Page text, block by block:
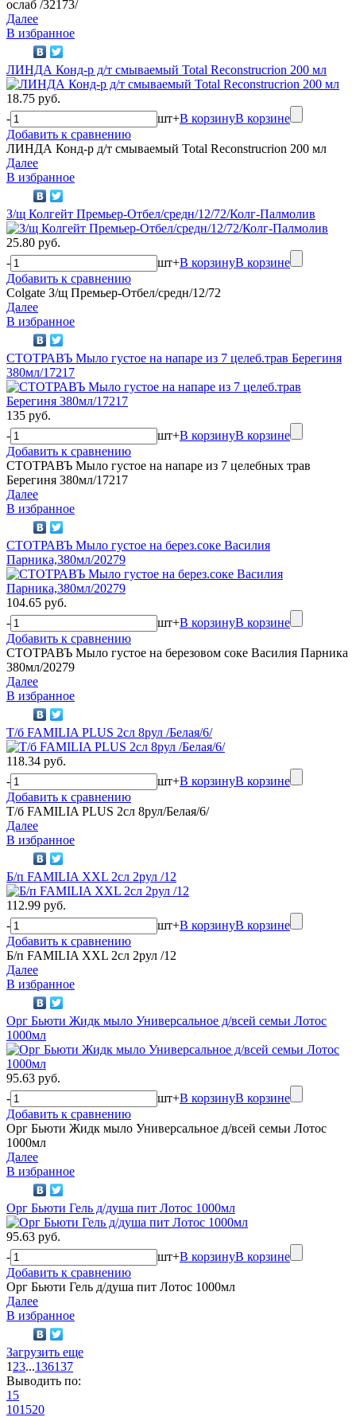
ослаб /32173/
Далее
В избранное
ЛИНДА Конд-р д/т смываемый Total Reconstrucrion 200 мл
18.75 руб.
-
шт+В корзинуВ корзине
Добавить к сравнению
ЛИНДА Конд-р д/т смываемый Total Reconstrucrion 200 мл
Далее
В избранное
З/щ Колгейт Премьер-Отбел/средн/12/72/Колг-Палмолив
25.80 руб.
-
шт+В корзинуВ корзине
Добавить к сравнению
Colgate З/щ Премьер-Отбел/средн/12/72
Далее
В избранное
СТОТРАВЪ Мыло густое на напаре из 7 целеб.трав Берегиня
380мл/17217
135 руб.
-
шт+В корзинуВ корзине
Добавить к сравнению
СТОТРАВЪ Мыло густое на напаре из 7 целебных трав
Берегиня 380мл/17217
Далее
В избранное
СТОТРАВЪ Мыло густое на берез.соке Василия
Парника,380мл/20279
104.65 руб.
-
шт+В корзинуВ корзине
Добавить к сравнению
СТОТРАВЪ Мыло густое на березовом соке Василия Парника
380мл/20279
Далее
В избранное
Т/б FAMILIA PLUS 2сл 8рул /Белая/6/
118.34 руб.
-
шт+В корзинуВ корзине
Добавить к сравнению
Т/б FAMILIA PLUS 2сл 8рул/Белая/6/
Далее
В избранное
Б/п FAMILIA XXL 2сл 2рул /12
112.99 руб.
-
шт+В корзинуВ корзине
Добавить к сравнению
Б/п FAMILIA XXL 2сл 2рул /12
Далее
В избранное
Орг Бьюти Жидк мыло Универсальное д/всей семьи Лотос
1000мл
95.63 руб.
-
шт+В корзинуВ корзине
Добавить к сравнению
Орг Бьюти Жидк мыло Универсальное д/всей семьи Лотос
1000мл
Далее
В избранное
Орг Бьюти Гель д/душа пит Лотос 1000мл
95.63 руб.
-
шт+В корзинуВ корзине
Добавить к сравнению
Орг Бьюти Гель д/душа пит Лотос 1000мл
Далее
В избранное
Загрузить еще
1 23...136137
Выводить по:
15
101520